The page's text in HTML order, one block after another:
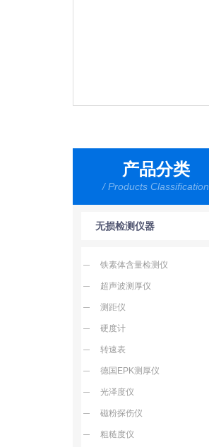
产品分类
/ Products Classification
无损检测仪器
铁素体含量检测仪
超声波测厚仪
测距仪
硬度计
转速表
德国EPK测厚仪
光泽度仪
磁粉探伤仪
粗糙度仪